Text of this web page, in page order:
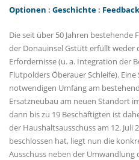
Optionen : Geschichte : Feedback
Die seit über 50 Jahren bestehende
der Donauinsel Gstütt erfüllt weder
Erfordernisse (u. a. Integration der
Flutpolders Öberauer Schleife).
notwendigen Umfang am
Ersatzneubau am neuen Standort
dann bis zu 19 Beschäftigten ist
der Haushaltsausschuss am 12. Juli
beschlossen hat, liegt nun die
Ausschuss neben der Umwandlung